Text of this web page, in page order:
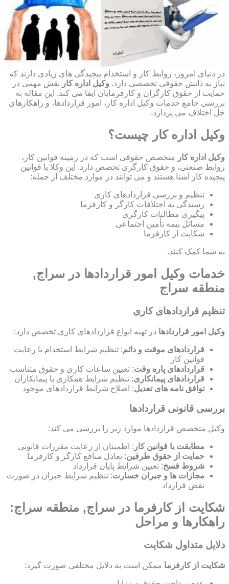
در دنیای امروز، روابط کار و استخدام پیچیدگی های زیادی دارند که
نیاز به دانش حقوقی تخصصی دارد. وکیل اداره کار نقش مهمی در
حمایت از حقوق کارگران و کارفرمایان ایفا می کند. این مقاله به
بررسی جامع خدمات وکیل اداره کار، امور قراردادها، و راهکارهای
حل اختلاف می پردازد.
وکیل اداره کار چیست؟
وکیل اداره کار متخصص حقوقی است که در زمینه قوانین کار،
روابط صنعتی، و حقوق کارگری تخصص دارد. این وکلا با قوانین
پیچیده کار آشنا هستند و می توانند در موارد مختلف از جمله:
تنظیم و بررسی قراردادهای کاری
رسیدگی به اختلافات کارگر و کارفرما
پیگیری مطالبات کارگری
مسائل بیمه تأمین اجتماعی
شکایت از کارفرما
به شما کمک کنند.
خدمات وکیل امور قراردادها در سراج,
منطقه سراج
تنظیم قراردادهای کاری
وکیل امور قراردادها در تهیه انواع قراردادهای کاری تخصص دارد:
قراردادهای موقت و دائم: تنظیم شرایط استخدام با رعایت
قوانین کار
قراردادهای پاره وقت: تعیین ساعات کاری و حقوق متناسب
قراردادهای پیمانکاری: تنظیم شرایط همکاری با پیمانکاران
توافق نامه های تعدیل: اصلاح شرایط قراردادهای موجود
بررسی قانونی قراردادها
وکیل متخصص قراردادها موارد زیر را بررسی می کند:
مطابقت با قوانین کار : اطمینان از رعایت مقررات قانونی
حمایت از حقوق طرفین: تعادل منافع کارگر و کارفرما
شروط فسخ: تعیین شرایط پایان قرارداد
مجازات ها و جبران خسارت: تنظیم شرایط جبران در صورت
نقض قرارداد
شکایت از کارفرما در سراج, منطقه سراج:
راهکارها و مراحل
دلایل متداول شکایت
شکایت از کارفرما ممکن است به دلایل مختلفی صورت گیرد: